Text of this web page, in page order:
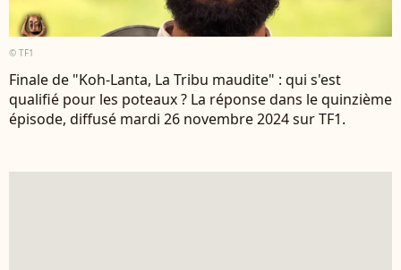
© TF1
Finale de "Koh-Lanta, La Tribu maudite" : qui s'est
qualifié pour les poteaux ? La réponse dans le quinzième
épisode, diffusé mardi 26 novembre 2024 sur TF1.